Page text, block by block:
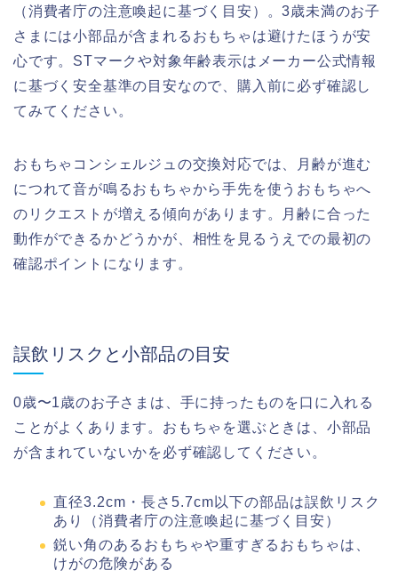
（消費者庁の注意喚起に基づく目安）。3歳未満のお子
さまには小部品が含まれるおもちゃは避けたほうが安
心です。STマークや対象年齢表示はメーカー公式情報
に基づく安全基準の目安なので、購入前に必ず確認し
てみてください。
おもちゃコンシェルジュの交換対応では、月齢が進む
につれて音が鳴るおもちゃから手先を使うおもちゃへ
のリクエストが増える傾向があります。月齢に合った
動作ができるかどうかが、相性を見るうえでの最初の
確認ポイントになります。
誤飲リスクと小部品の目安
0歳〜1歳のお子さまは、手に持ったものを口に入れる
ことがよくあります。おもちゃを選ぶときは、小部品
が含まれていないかを必ず確認してください。
直径3.2cm・長さ5.7cm以下の部品は誤飲リスク
あり（消費者庁の注意喚起に基づく目安）
鋭い角のあるおもちゃや重すぎるおもちゃは、
けがの危険がある